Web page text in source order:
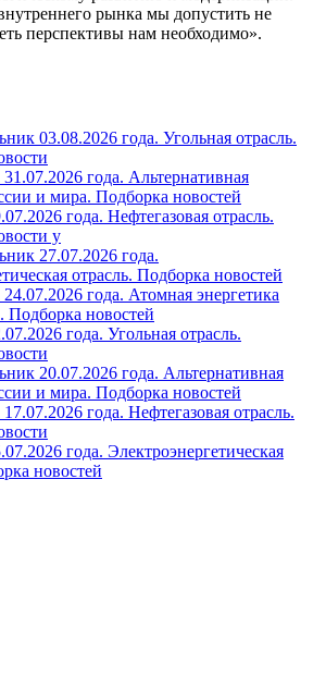
рынка мы допустить не
перспективы нам необходимо».
03.08.2026 года. Угольная отрасль.
года. Альтернативная
и мира. Подборка новостей
года. Нефтегазовая отрасль.
у
27.07.2026 года.
отрасль. Подборка новостей
года. Атомная энергетика
Подборка новостей
года. Угольная отрасль.
20.07.2026 года. Альтернативная
и мира. Подборка новостей
года. Нефтегазовая отрасль.
года. Электроэнергетическая
новостей